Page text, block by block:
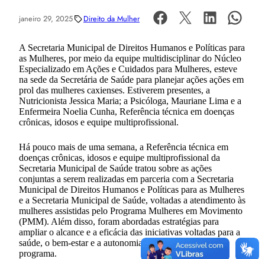
janeiro 29, 2025 Direito da Mulher
A Secretaria Municipal de Direitos Humanos e Políticas para
as Mulheres, por meio da equipe multidisciplinar do Núcleo
Especializado em Ações e Cuidados para Mulheres, esteve
na sede da Secretária de Saúde para planejar ações ações em
prol das mulheres caxienses. Estiverem presentes, a
Nutricionista Jessica Maria; a Psicóloga, Mauriane Lima e a
Enfermeira Noelia Cunha, Referência técnica em doenças
crônicas, idosos e equipe multiprofissional.
Há pouco mais de uma semana, a Referência técnica em
doenças crônicas, idosos e equipe multiprofissional da
Secretaria Municipal de Saúde tratou sobre as ações
conjuntas a serem realizadas em parceria com a Secretaria
Municipal de Direitos Humanos e Políticas para as Mulheres
e a Secretaria Municipal de Saúde, voltadas a atendimento às
mulheres assistidas pelo Programa Mulheres em Movimento
(PMM). Além disso, foram abordadas estratégias para
ampliar o alcance e a eficácia das iniciativas voltadas para a
saúde, o bem-estar e a autonomia das participantes do
programa.